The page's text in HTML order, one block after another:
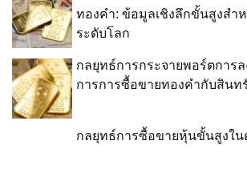
ทองคำ: ข้อมูลเชิงลึกขั้นสูงสำห
ระดับโลก
กลยุทธ์การกระจายพอร์ตการ
การการซื้อขายทองคำกับสินท
กลยุทธ์การซื้อขายหุ้นขั้นสูงใน